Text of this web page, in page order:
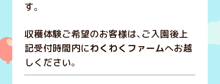
す。
収穫体験ご希望のお客様は、ご入園後上
記受付時間内にわくわくファームへお越
しください。